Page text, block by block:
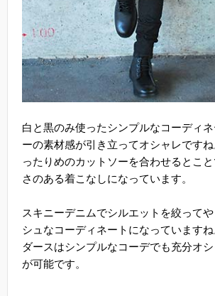
白と黒のみ使ったシンプルなコーディ
ーの素材感が引き立ってオシャレです
ったりめのカットソーを合わせるとこ
さのある着こなしになっています。
スキニーデニムでシルエットを絞って
シュなコーディネートになっています
ダースはシンプルなコーデでも充分オ
が可能です。